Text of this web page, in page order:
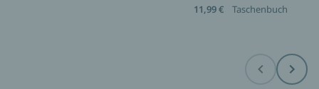
11,99 €
Taschenbuch
Before Next